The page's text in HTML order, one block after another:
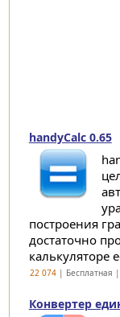
handyCalc 0.65
построения
достаточно
калькуляторе
22 074| Бесплатная |
Конвертер